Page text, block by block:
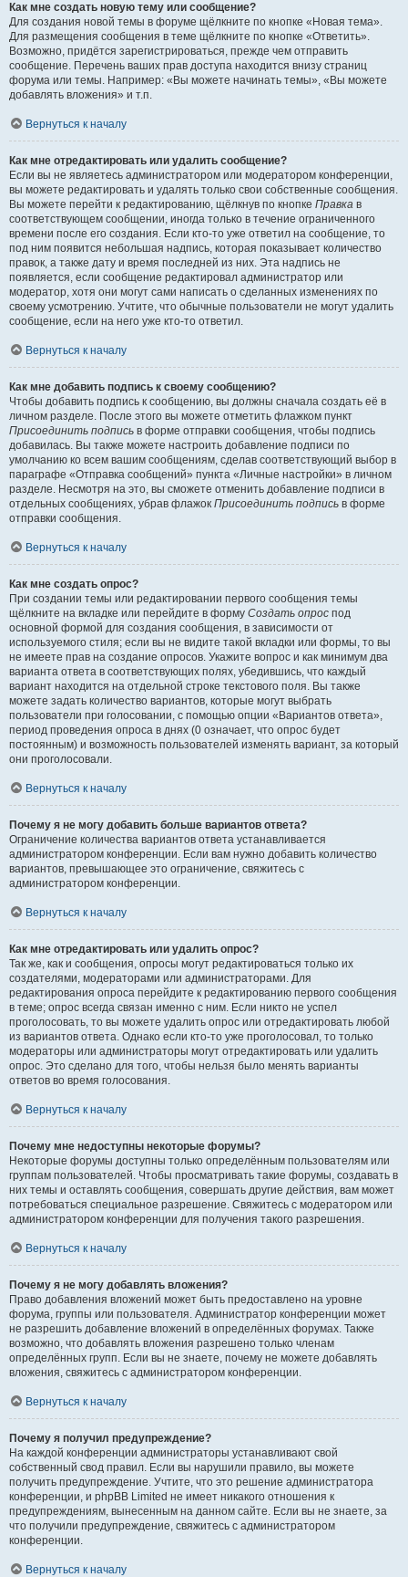
Как мне создать новую тему или сообщение?
Для создания новой темы в форуме щёлкните по кнопке «Новая тема».
Для размещения сообщения в теме щёлкните по кнопке «Ответить».
Возможно, придётся зарегистрироваться, прежде чем отправить
сообщение. Перечень ваших прав доступа находится внизу страниц
форума или темы. Например: «Вы можете начинать темы», «Вы можете
добавлять вложения» и т.п.
Вернуться к началу
Как мне отредактировать или удалить сообщение?
Если вы не являетесь администратором или модератором конференции,
вы можете редактировать и удалять только свои собственные сообщения.
Вы можете перейти к редактированию, щёлкнув по кнопке Правка в
соответствующем сообщении, иногда только в течение ограниченного
времени после его создания. Если кто-то уже ответил на сообщение, то
под ним появится небольшая надпись, которая показывает количество
правок, а также дату и время последней из них. Эта надпись не
появляется, если сообщение редактировал администратор или
модератор, хотя они могут сами написать о сделанных изменениях по
своему усмотрению. Учтите, что обычные пользователи не могут удалить
сообщение, если на него уже кто-то ответил.
Вернуться к началу
Как мне добавить подпись к своему сообщению?
Чтобы добавить подпись к сообщению, вы должны сначала создать её в
личном разделе. После этого вы можете отметить флажком пункт
Присоединить подпись в форме отправки сообщения, чтобы подпись
добавилась. Вы также можете настроить добавление подписи по
умолчанию ко всем вашим сообщениям, сделав соответствующий выбор в
параграфе «Отправка сообщений» пункта «Личные настройки» в личном
разделе. Несмотря на это, вы сможете отменить добавление подписи в
отдельных сообщениях, убрав флажок Присоединить подпись в форме
отправки сообщения.
Вернуться к началу
Как мне создать опрос?
При создании темы или редактировании первого сообщения темы
щёлкните на вкладке или перейдите в форму Создать опрос под
основной формой для создания сообщения, в зависимости от
используемого стиля; если вы не видите такой вкладки или формы, то вы
не имеете прав на создание опросов. Укажите вопрос и как минимум два
варианта ответа в соответствующих полях, убедившись, что каждый
вариант находится на отдельной строке текстового поля. Вы также
можете задать количество вариантов, которые могут выбрать
пользователи при голосовании, с помощью опции «Вариантов ответа»,
период проведения опроса в днях (0 означает, что опрос будет
постоянным) и возможность пользователей изменять вариант, за который
они проголосовали.
Вернуться к началу
Почему я не могу добавить больше вариантов ответа?
Ограничение количества вариантов ответа устанавливается
администратором конференции. Если вам нужно добавить количество
вариантов, превышающее это ограничение, свяжитесь с
администратором конференции.
Вернуться к началу
Как мне отредактировать или удалить опрос?
Так же, как и сообщения, опросы могут редактироваться только их
создателями, модераторами или администраторами. Для
редактирования опроса перейдите к редактированию первого сообщения
в теме; опрос всегда связан именно с ним. Если никто не успел
проголосовать, то вы можете удалить опрос или отредактировать любой
из вариантов ответа. Однако если кто-то уже проголосовал, то только
модераторы или администраторы могут отредактировать или удалить
опрос. Это сделано для того, чтобы нельзя было менять варианты
ответов во время голосования.
Вернуться к началу
Почему мне недоступны некоторые форумы?
Некоторые форумы доступны только определённым пользователям или
группам пользователей. Чтобы просматривать такие форумы, создавать в
них темы и оставлять сообщения, совершать другие действия, вам может
потребоваться специальное разрешение. Свяжитесь с модератором или
администратором конференции для получения такого разрешения.
Вернуться к началу
Почему я не могу добавлять вложения?
Право добавления вложений может быть предоставлено на уровне
форума, группы или пользователя. Администратор конференции может
не разрешить добавление вложений в определённых форумах. Также
возможно, что добавлять вложения разрешено только членам
определённых групп. Если вы не знаете, почему не можете добавлять
вложения, свяжитесь с администратором конференции.
Вернуться к началу
Почему я получил предупреждение?
На каждой конференции администраторы устанавливают свой
собственный свод правил. Если вы нарушили правило, вы можете
получить предупреждение. Учтите, что это решение администратора
конференции, и phpBB Limited не имеет никакого отношения к
предупреждениям, вынесенным на данном сайте. Если вы не знаете, за
что получили предупреждение, свяжитесь с администратором
конференции.
Вернуться к началу